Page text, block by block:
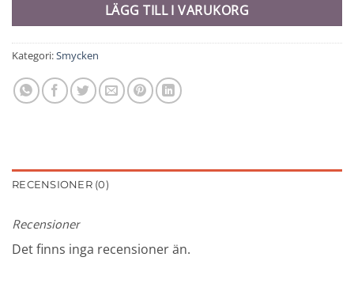
LÄGG TILL I VARUKORG
Kategori:Smycken
RECENSIONER (0)
Recensioner
Det finns inga recensioner än.